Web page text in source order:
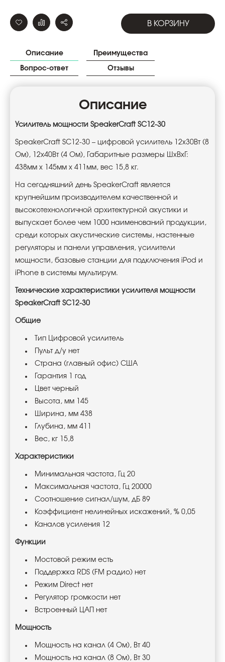
В КОРЗИНУ
Описание Преимущества
Вопрос-ответ Отзывы
Описание
Усилитель мощности SpeakerCraft SC12-30
SpeakerCraft SC12-30 – цифровой усилитель 12х30Вт (8
Ом), 12х40Вт (4 Ом), Габаритные размеры ШхВхГ:
438мм х 145мм х 411мм, вес 15,8 кг.
На сегодняшний день SpeakerCraft является
крупнейшим производителем качественной и
высокотехнологичной архитектурной акустики и
выпускает более чем 1000 наименований продукции,
среди которых акустические системы, настенные
регуляторы и панели управления, усилители
мощности, базовые станции для подключения iPod и
iPhone в системы мультирум.
Технические характеристики усилителя мощности
SpeakerCraft SC12-30
Общие
Тип Цифровой усилитель
Пульт д/у нет
Страна (главный офис) США
Гарантия 1 год
Цвет черный
Высота, мм 145
Ширина, мм 438
Глубина, мм 411
Вес, кг 15,8
Характеристики
Минимальная частота, Гц 20
Максимальная частота, Гц 20000
Соотношение сигнал/шум, дБ 89
Коэффициент нелинейных искажений, % 0,05
Каналов усиления 12
Функции
Мостовой режим есть
Поддержка RDS (FM радио) нет
Режим Direct нет
Регулятор громкости нет
Встроенный ЦАП нет
Мощность
Мощность на канал (4 Ом), Вт 40
Мощность на канал (8 Ом), Вт 30